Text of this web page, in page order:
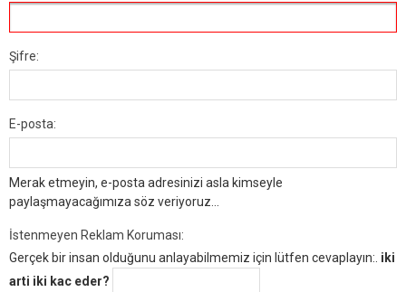
Şifre:
E-posta:
Merak etmeyin, e-posta adresinizi asla kimseyle
paylaşmayacağımıza söz veriyoruz...
İstenmeyen Reklam Koruması:
Gerçek bir insan olduğunu anlayabilmemiz için lütfen cevaplayın:. iki
arti iki kac eder?